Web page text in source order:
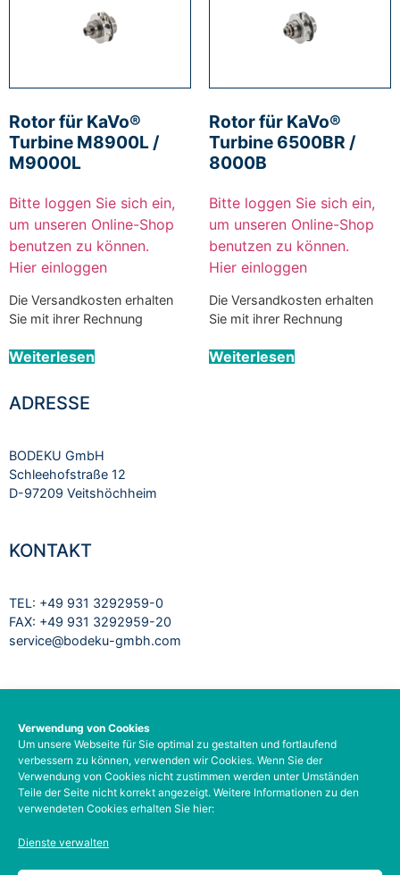
Verwendung von Cookies
Um unsere Webseite für Sie optimal zu gestalten und fortlaufend
verbessern zu können, verwenden wir Cookies. Wenn Sie der
Verwendung von Cookies nicht zustimmen werden unter Umständen
Teile der Seite nicht korrekt angezeigt. Weitere Informationen zu den
verwendeten Cookies erhalten Sie hier:
Dienste verwalten
Rotor für KaVo®
Turbine M8900L /
M9000L
Bitte loggen Sie sich ein,
um unseren Online-Shop
benutzen zu können.
Hier einloggen
Die Versandkosten erhalten
Sie mit ihrer Rechnung
Weiterlesen
Rotor für KaVo®
Turbine 6500BR /
8000B
Bitte loggen Sie sich ein,
um unseren Online-Shop
benutzen zu können.
Hier einloggen
Die Versandkosten erhalten
Sie mit ihrer Rechnung
Weiterlesen
ADRESSE
BODEKU GmbH
Schleehofstraße 12
D-97209 Veitshöchheim
KONTAKT
TEL: +49 931 3292959-0
FAX: +49 931 3292959-20
service@bodeku-gmbh.com
Impressum
Datenschutzbelehrung
AGB
Barrierefreiheit